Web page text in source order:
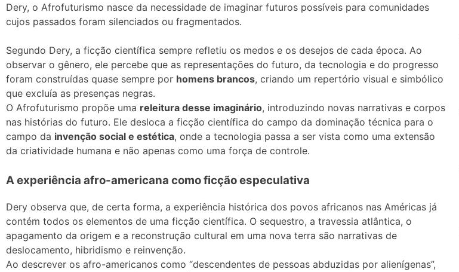
Dery, o Afrofuturismo nasce da necessidade de imaginar futuros possíveis para comunidades
cujos passados foram silenciados ou fragmentados.
Segundo Dery, a ficção científica sempre refletiu os medos e os desejos de cada época. Ao
observar o gênero, ele percebe que as representações do futuro, da tecnologia e do progresso
foram construídas quase sempre por homens brancos, criando um repertório visual e simbólico
que excluía as presenças negras.
O Afrofuturismo propõe uma releitura desse imaginário, introduzindo novas narrativas e corpos
nas histórias do futuro. Ele desloca a ficção científica do campo da dominação técnica para o
campo da invenção social e estética, onde a tecnologia passa a ser vista como uma extensão
da criatividade humana e não apenas como uma força de controle.
A experiência afro-americana como ficção especulativa
Dery observa que, de certa forma, a experiência histórica dos povos africanos nas Américas já
contém todos os elementos de uma ficção científica. O sequestro, a travessia atlântica, o
apagamento da origem e a reconstrução cultural em uma nova terra são narrativas de
deslocamento, hibridismo e reinvenção.
Ao descrever os afro-americanos como “descendentes de pessoas abduzidas por alienígenas”,